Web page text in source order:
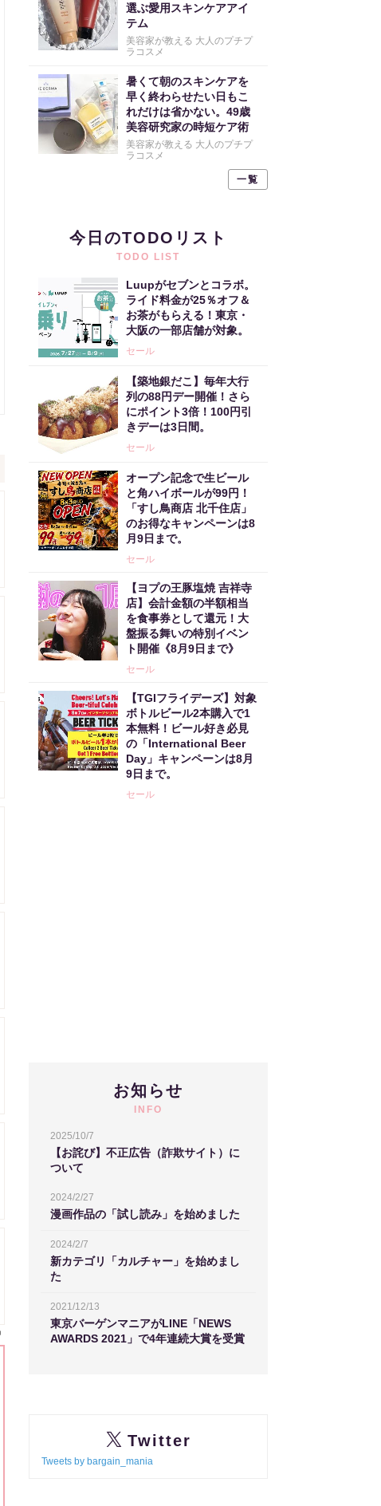
選ぶ愛用スキンケアアイ
テム
美容家が教える 大人のプチプ
ラコスメ
暑くて朝のスキンケアを
早く終わらせたい日もこ
れだけは省かない。49歳
美容研究家の時短ケア術
美容家が教える 大人のプチプ
ラコスメ
一覧
今日のTODOリスト
TODO LIST
Luupがセブンとコラボ。
ライド料金が25％オフ＆
お茶がもらえる！東京・
大阪の一部店舗が対象。
セール
【築地銀だこ】毎年大行
列の88円デー開催！さら
にポイント3倍！100円引
きデーは3日間。
セール
オープン記念で生ビール
と角ハイボールが99円！
「すし鳥商店 北千住店」
のお得なキャンペーンは8
月9日まで。
セール
【ヨプの王豚塩焼 吉祥寺
店】会計金額の半額相当
を食事券として還元！大
盤振る舞いの特別イベン
ト開催《8月9日まで》
セール
【TGIフライデーズ】対象
ボトルビール2本購入で1
本無料！ビール好き必見
の「International Beer
Day」キャンペーンは8月
9日まで。
セール
お知らせ
INFO
2025/10/7
【お詫び】不正広告（詐欺サイト）に
ついて
2024/2/27
漫画作品の「試し読み」を始めました
2024/2/7
新カテゴリ「カルチャー」を始めまし
た
2021/12/13
東京バーゲンマニアがLINE「NEWS
AWARDS 2021」で4年連続大賞を受賞
Twitter
Tweets by bargain_mania